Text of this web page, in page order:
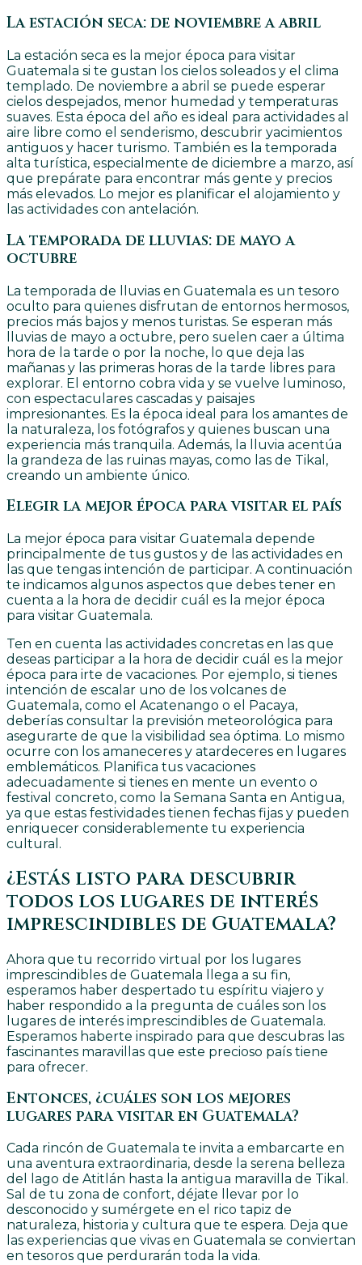
La estación seca: de noviembre a abril
La estación seca es la mejor época para visitar
Guatemala si te gustan los cielos soleados y el clima
templado. De noviembre a abril se puede esperar
cielos despejados, menor humedad y temperaturas
suaves. Esta época del año es ideal para actividades al
aire libre como el senderismo, descubrir yacimientos
antiguos y hacer turismo. También es la temporada
alta turística, especialmente de diciembre a marzo, así
que prepárate para encontrar más gente y precios
más elevados. Lo mejor es planificar el alojamiento y
las actividades con antelación.
La temporada de lluvias: de mayo a
octubre
La temporada de lluvias en Guatemala es un tesoro
oculto para quienes disfrutan de entornos hermosos,
precios más bajos y menos turistas. Se esperan más
lluvias de mayo a octubre, pero suelen caer a última
hora de la tarde o por la noche, lo que deja las
mañanas y las primeras horas de la tarde libres para
explorar. El entorno cobra vida y se vuelve luminoso,
con espectaculares cascadas y paisajes
impresionantes. Es la época ideal para los amantes de
la naturaleza, los fotógrafos y quienes buscan una
experiencia más tranquila. Además, la lluvia acentúa
la grandeza de las ruinas mayas, como las de Tikal,
creando un ambiente único.
Elegir la mejor época para visitar el país
La mejor época para visitar Guatemala depende
principalmente de tus gustos y de las actividades en
las que tengas intención de participar. A continuación
te indicamos algunos aspectos que debes tener en
cuenta a la hora de decidir cuál es la mejor época
para visitar Guatemala.
Ten en cuenta las actividades concretas en las que
deseas participar a la hora de decidir cuál es la mejor
época para irte de vacaciones. Por ejemplo, si tienes
intención de escalar uno de los volcanes de
Guatemala, como el Acatenango o el Pacaya,
deberías consultar la previsión meteorológica para
asegurarte de que la visibilidad sea óptima. Lo mismo
ocurre con los amaneceres y atardeceres en lugares
emblemáticos. Planifica tus vacaciones
adecuadamente si tienes en mente un evento o
festival concreto, como la Semana Santa en Antigua,
ya que estas festividades tienen fechas fijas y pueden
enriquecer considerablemente tu experiencia
cultural.
¿Estás listo para descubrir
todos los lugares de interés
imprescindibles de Guatemala?
Ahora que tu recorrido virtual por los lugares
imprescindibles de Guatemala llega a su fin,
esperamos haber despertado tu espíritu viajero y
haber respondido a la pregunta de cuáles son los
lugares de interés imprescindibles de Guatemala.
Esperamos haberte inspirado para que descubras las
fascinantes maravillas que este precioso país tiene
para ofrecer.
Entonces, ¿cuáles son los mejores
lugares para visitar en Guatemala?
Cada rincón de Guatemala te invita a embarcarte en
una aventura extraordinaria, desde la serena belleza
del lago de Atitlán hasta la antigua maravilla de Tikal.
Sal de tu zona de confort, déjate llevar por lo
desconocido y sumérgete en el rico tapiz de
naturaleza, historia y cultura que te espera. Deja que
las experiencias que vivas en Guatemala se conviertan
en tesoros que perdurarán toda la vida.